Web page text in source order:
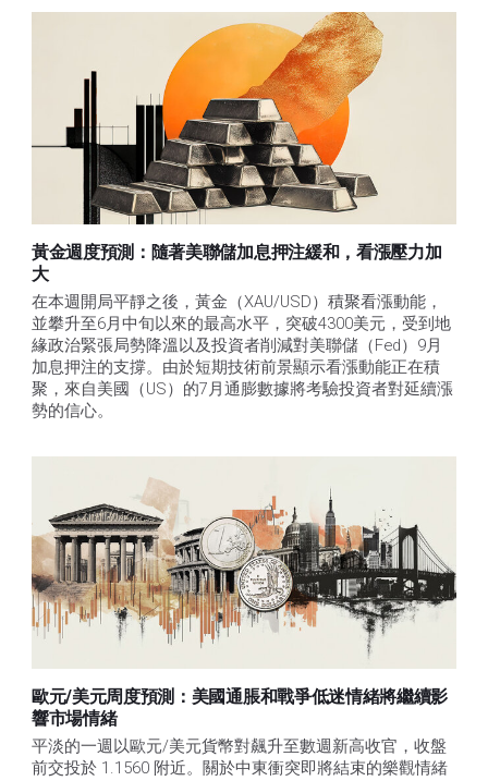
黃金週度預測：隨著美聯儲加息押注緩和，看漲壓力加
大
在本週開局平靜之後，黃金（XAU/USD）積聚看漲動能，
並攀升至6月中旬以來的最高水平，突破4300美元，受到地
緣政治緊張局勢降溫以及投資者削減對美聯儲（Fed）9月
加息押注的支撐。由於短期技術前景顯示看漲動能正在積
聚，來自美國（US）的7月通膨數據將考驗投資者對延續漲
勢的信心。
歐元/美元周度預測：美國通脹和戰爭低迷情緒將繼續影
響市場情緒
平淡的一週以歐元/美元貨幣對飆升至數週新高收官，收盤
前交投於 1.1560 附近。關於中東衝突即將結束的樂觀情緒